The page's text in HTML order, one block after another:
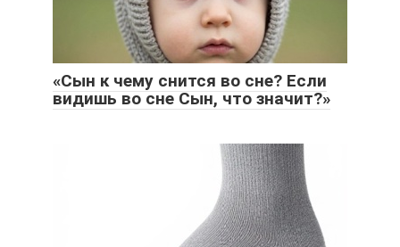
«Сын к чему снится во сне? Если
видишь во сне Сын, что значит?»